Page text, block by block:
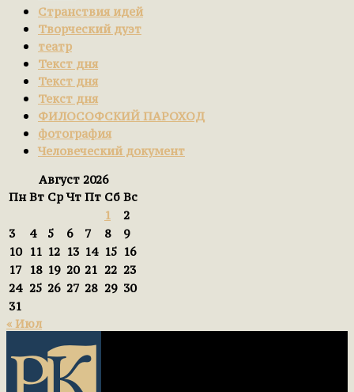
Странствия идей
Творческий дуэт
театр
Текст дня
Текст дня
Текст дня
ФИЛОСОФСКИЙ ПАРОХОД
фотография
Человеческий документ
Август 2026
Пн Вт Ср Чт Пт Сб Вс
1
2
3
4 5 6 7 8
9
10
11 12 13 14 15 16
17
18 19 20 21 22 23
24 25 26 27 28 29 30
31
« Июл